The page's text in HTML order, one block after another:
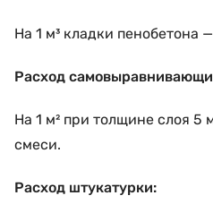
На 1 м³ кладки пенобетона
Расход
На 1 м² при толщине слоя 5
смеси.
Расход штукатурки: